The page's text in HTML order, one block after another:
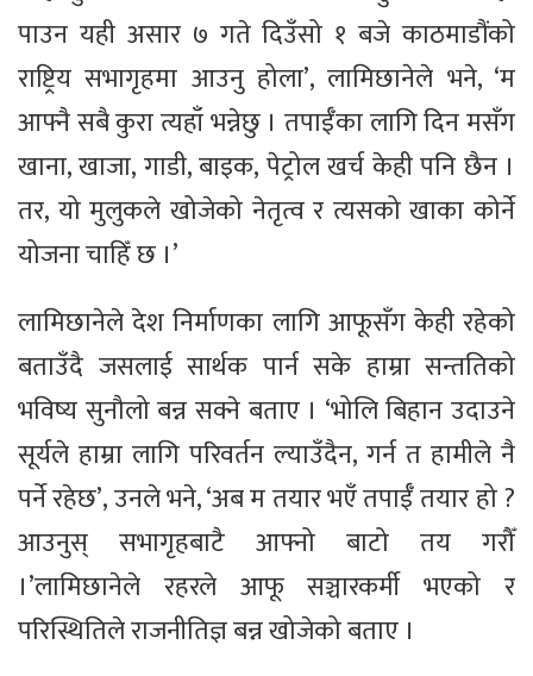
पाउन यही असार ७ गते दिउँसो १ बजे काठमाडौंको
राष्ट्रिय सभागृहमा आउनु होला’, लामिछानेले भने, ‘म
आफ्नै सबै कुरा त्यहाँ भन्नेछु । तपाईँका लागि दिन मसँग
खाना, खाजा, गाडी, बाइक, पेट्रोल खर्च केही पनि छैन ।
तर, यो मुलुकले खोजेको नेतृत्व र त्यसको खाका कोर्ने
योजना चाहिँ छ ।’
लामिछानेले देश निर्माणका लागि आफूसँग केही रहेको
बताउँदै जसलाई सार्थक पार्न सके हाम्रा सन्ततिको
भविष्य सुनौलो बन्न सक्ने बताए । ‘भोलि बिहान उदाउने
सूर्यले हाम्रा लागि परिवर्तन ल्याउँदैन, गर्न त हामीले नै
पर्ने रहेछ’, उनले भने, ‘अब म तयार भएँ तपाईँ तयार हो ?
आउनुस् सभागृहबाटै आफ्नो बाटो तय गरौँ
।’लामिछानेले रहरले आफू सञ्चारकर्मी भएको र
परिस्थितिले राजनीतिज्ञ बन्न खोजेको बताए ।